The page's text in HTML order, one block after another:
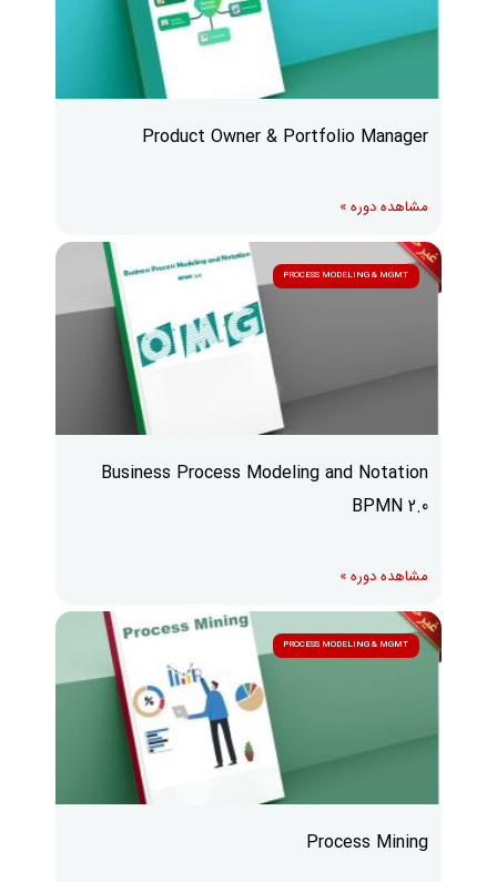
Product Owner & Portfolio Manager
مشاهده دوره »
PROCESS MODELING & MGMT
Business Process Modeling and Notation
BPMN 2.0
مشاهده دوره »
PROCESS MODELING & MGMT
Process Mining